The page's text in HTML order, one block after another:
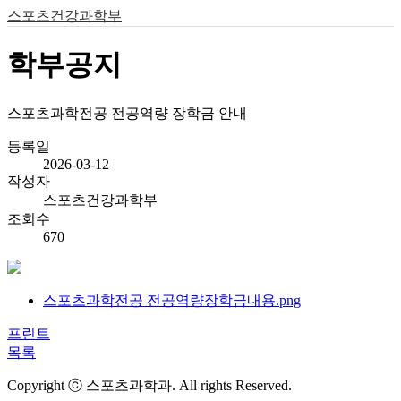
스포츠건강과학부
학부공지
스포츠과학전공 전공역량 장학금 안내
등록일
2026-03-12
작성자
스포츠건강과학부
조회수
670
스포츠과학전공 전공역량장학금내용.png
프린트
목록
Copyright ⓒ 스포츠과학과. All rights Reserved.